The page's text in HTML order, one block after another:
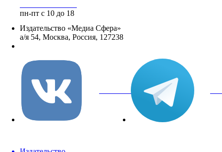
пн-пт с 10 до 18
Издательство «Медиа Сфера»
а/я 54, Москва, Россия, 127238
вКонтакте